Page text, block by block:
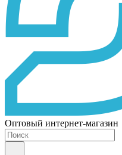
Оптовый интернет-магазин